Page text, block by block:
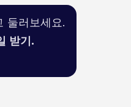
둘러보세요.
받기.